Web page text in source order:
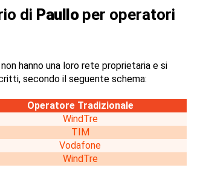
di Paulloper operatori
hanno una loro rete proprietaria e si
secondo il seguente schema:
Operatore Tradizionale
WindTre
TIM
Vodafone
WindTre